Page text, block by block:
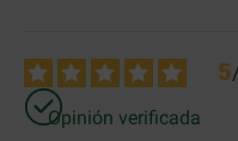
5
Opinión verificada